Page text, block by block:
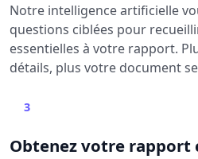
Notre intelligence artificielle
questions ciblées pour
essentielles à votre rapport.
détails, plus votre document
3
Obtenez votre rapport